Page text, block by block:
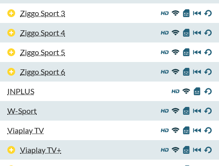
Ziggo Sport 3
Ziggo Sport 4
Ziggo Sport 5
Ziggo Sport 6
INPLUS
W-Sport
Viaplay TV
Viaplay TV+